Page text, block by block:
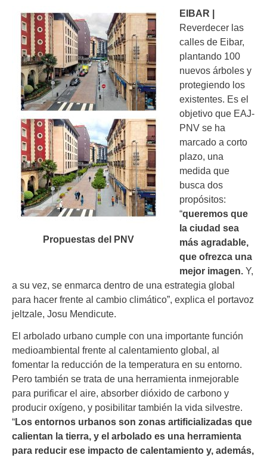
Propuestas del PNV
EIBAR |
Reverdecer las
calles de Eibar,
plantando 100
nuevos árboles y
protegiendo los
existentes. Es el
objetivo que EAJ-
PNV se ha
marcado a corto
plazo, una
medida que
busca dos
propósitos:
“queremos que
la ciudad sea
más agradable,
que ofrezca una
mejor imagen.Y,
a su vez, se enmarca dentro de una estrategia global
para hacer frente al cambio climático”, explica el portavoz
jeltzale, Josu Mendicute.
El arbolado urbano cumple con una importante función
medioambiental frente al calentamiento global, al
fomentar la reducción de la temperatura en su entorno.
Pero también se trata de una herramienta inmejorable
para purificar el aire, absorber dióxido de carbono y
producir oxígeno, y posibilitar también la vida silvestre.
“Los entornos urbanos son zonas artificializadas que
calientan la tierra, y el arbolado es una herramienta
para reducir ese impacto de calentamiento y, además,